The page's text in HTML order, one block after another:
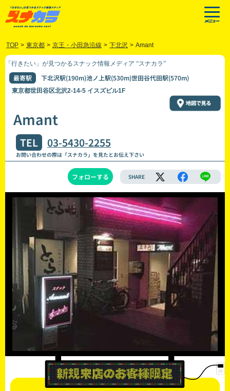
TOP > 東京都 > 京王・小田急沿線 > 下北沢 > Amant
「行きたい」が見つかるスナック情報メディア “スナカラ”
最寄駅 下北沢駅(190m)池ノ上駅(530m)世田谷代田駅(570m)
東京都世田谷区北沢2-14-5 イスズビル1F
Amant
TEL 03-5430-2255
お問い合わせの際は「スナカラ」を見たとお伝え下さい
フォローする SHARE